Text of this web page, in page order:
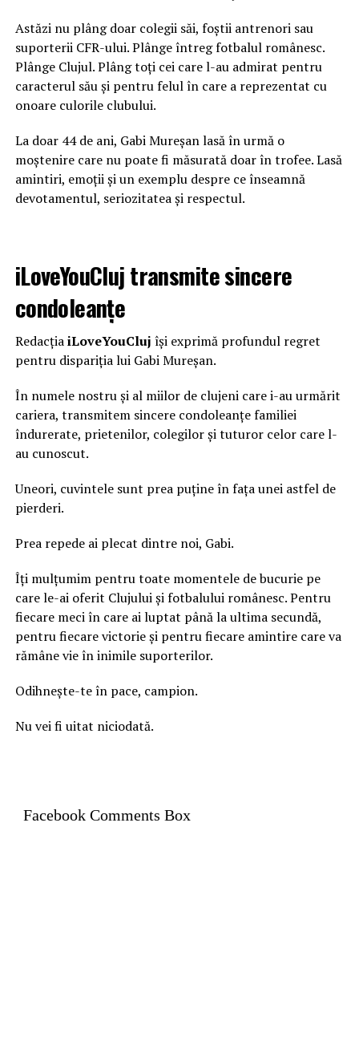
Astăzi nu plâng doar colegii săi, foștii antrenori sau
suporterii CFR-ului. Plânge întreg fotbalul românesc.
Plânge Clujul. Plâng toți cei care l-au admirat pentru
caracterul său și pentru felul în care a reprezentat cu
onoare culorile clubului.
La doar 44 de ani, Gabi Mureșan lasă în urmă o
moștenire care nu poate fi măsurată doar în trofee. Lasă
amintiri, emoții și un exemplu despre ce înseamnă
devotamentul, seriozitatea și respectul.
iLoveYouCluj transmite sincere
condoleanțe
RedacțiaiLoveYouCluj își exprimă profundul regret
pentru dispariția lui Gabi Mureșan.
În numele nostru și al miilor de clujeni care i-au urmărit
cariera, transmitem sincere condoleanțe familiei
îndurerate, prietenilor, colegilor și tuturor celor care l-
au cunoscut.
Uneori, cuvintele sunt prea puține în fața unei astfel de
pierderi.
Prea repede ai plecat dintre noi, Gabi.
Îți mulțumim pentru toate momentele de bucurie pe
care le-ai oferit Clujului și fotbalului românesc. Pentru
fiecare meci în care ai luptat până la ultima secundă,
pentru fiecare victorie și pentru fiecare amintire care va
rămâne vie în inimile suporterilor.
Odihnește-te în pace, campion.
Nu vei fi uitat niciodată.
Facebook Comments Box